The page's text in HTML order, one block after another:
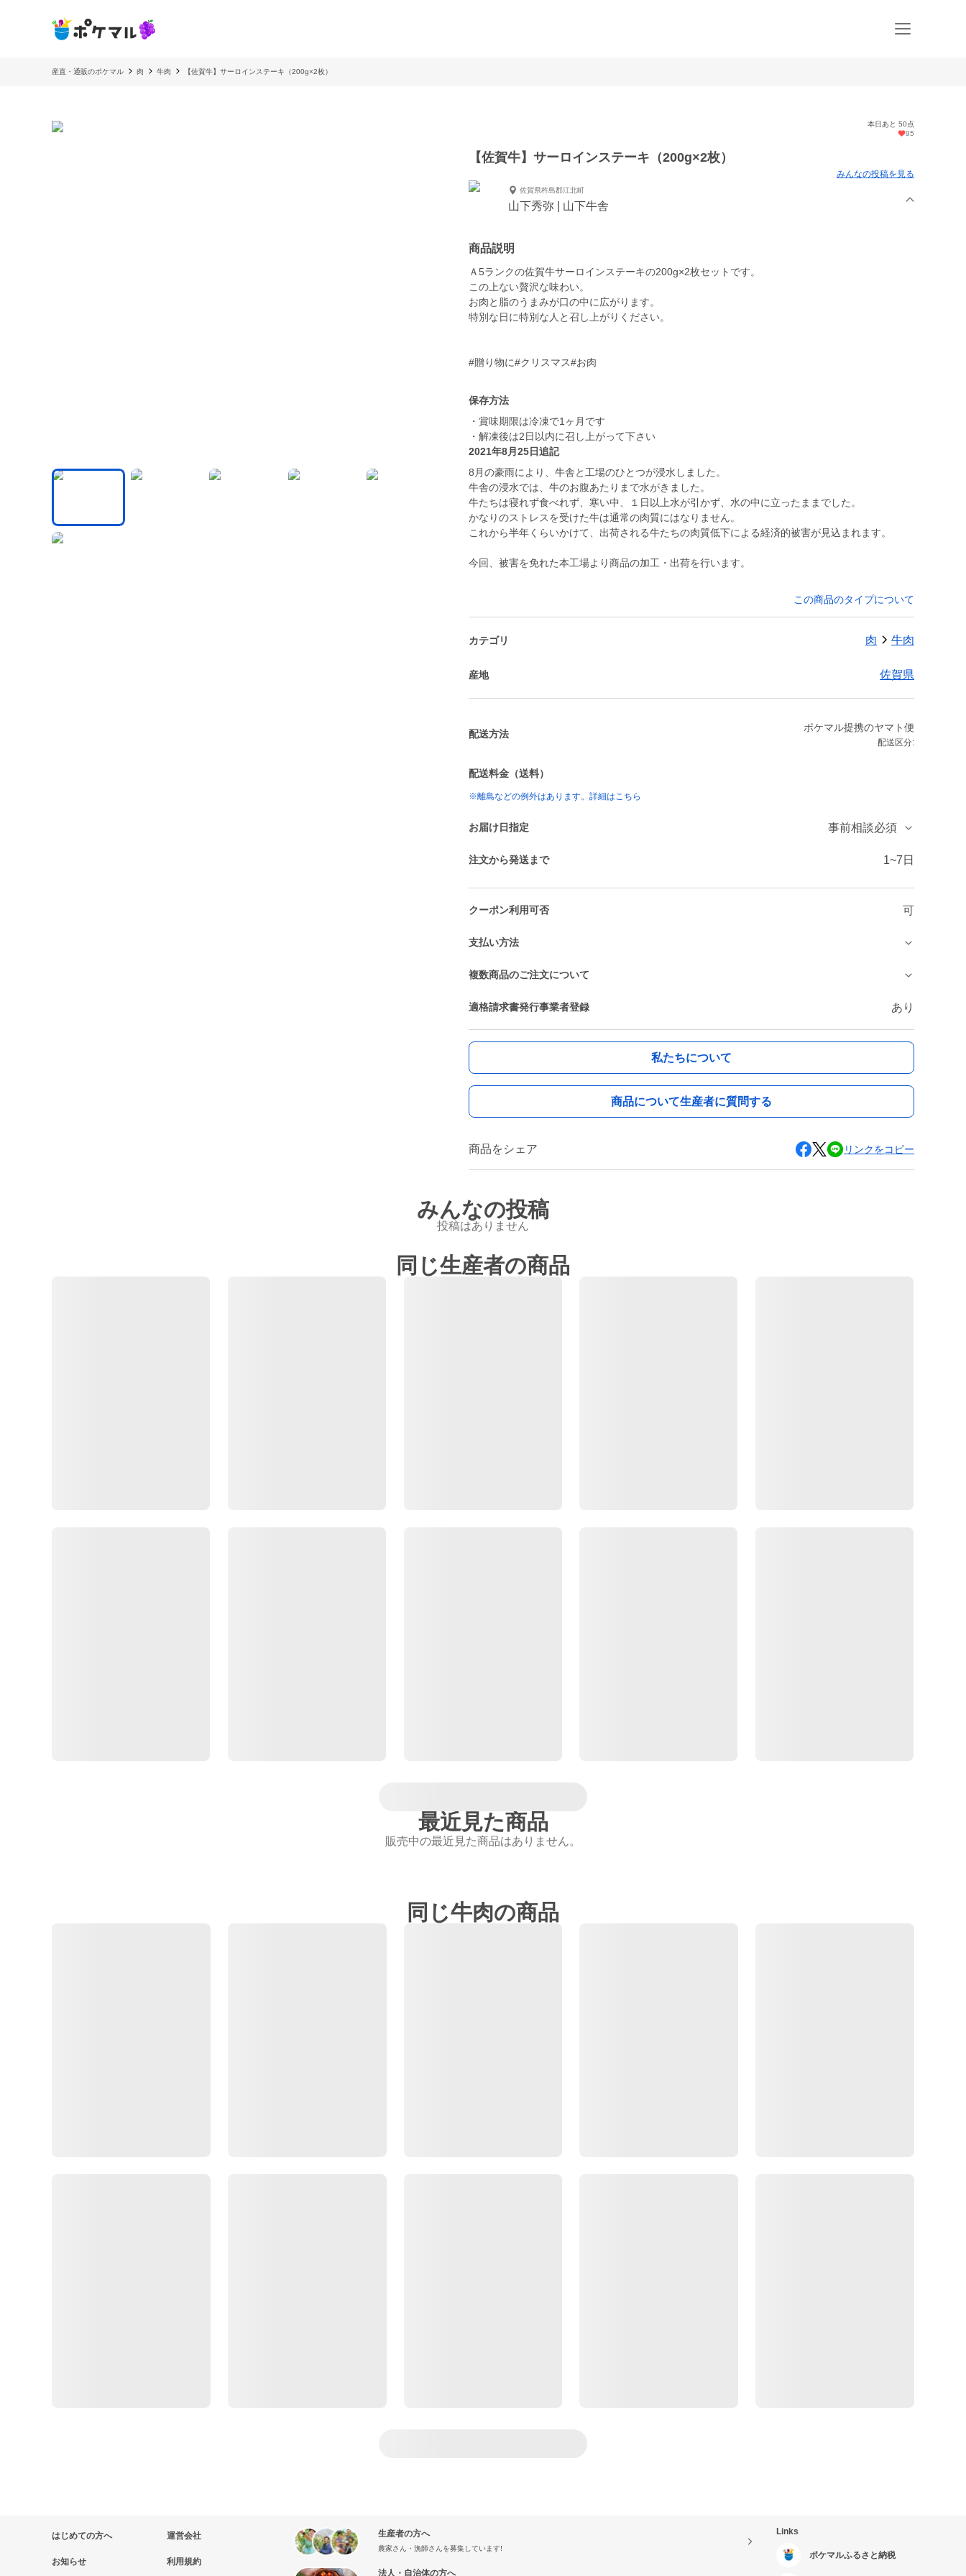
産直・通販のポケマル 肉 牛肉 【佐賀牛】サーロインステーキ（200g×2枚）
本日あと 50点
95
【佐賀牛】サーロインステーキ（200g×2枚）
みんなの投稿を見る
佐賀県杵島郡江北町
山下秀弥 | 山下牛舎
商品説明
Ａ5ランクの佐賀牛サーロインステーキの200g×2枚セットです。
この上ない贅沢な味わい。
お肉と脂のうまみが口の中に広がります。
特別な日に特別な人と召し上がりください。
#贈り物に#クリスマス#お肉
保存方法
・賞味期限は冷凍で1ヶ月です
・解凍後は2日以内に召し上がって下さい
2021年8月25日追記
8月の豪雨により、牛舎と工場のひとつが浸水しました。
牛舎の浸水では、牛のお腹あたりまで水がきました。
牛たちは寝れず食べれず、寒い中、１日以上水が引かず、水の中に立ったままでした。
かなりのストレスを受けた牛は通常の肉質にはなりません。
これから半年くらいかけて、出荷される牛たちの肉質低下による経済的被害が見込まれます。
今回、被害を免れた本工場より商品の加工・出荷を行います。
この商品のタイプについて
カテゴリ 肉 牛肉
産地 佐賀県
配送方法
ポケマル提携のヤマト便
配送区分:
配送料金（送料）
※離島などの例外はあります。詳細はこちら
お届け日指定 事前相談必須
注文から発送まで 1~7日
クーポン利用可否 可
支払い方法
複数商品のご注文について
適格請求書発行事業者登録 あり
私たちについて
商品について生産者に質問する
商品をシェア リンクをコピー
みんなの投稿
投稿はありません
同じ生産者の商品
最近見た商品
販売中の最近見た商品はありません。
同じ牛肉の商品
はじめての方へ
お知らせ
運営会社
利用規約
生産者の方へ
農家さん・漁師さんを募集しています!
法人・自治体の方へ
Links
ポケマルふるさと納税